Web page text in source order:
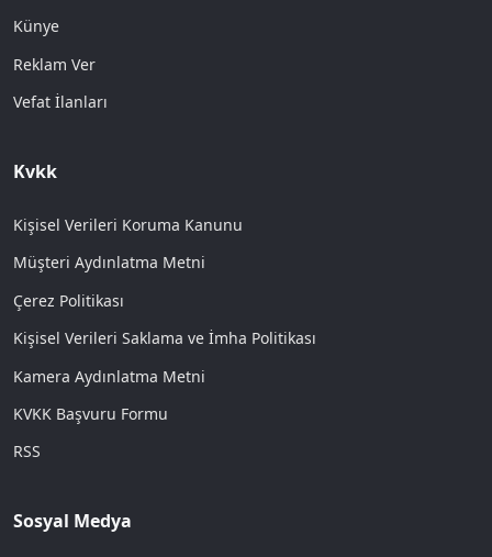
Künye
Reklam Ver
Vefat İlanları
Kvkk
Kişisel Verileri Koruma Kanunu
Müşteri Aydınlatma Metni
Çerez Politikası
Kişisel Verileri Saklama ve İmha Politikası
Kamera Aydınlatma Metni
KVKK Başvuru Formu
RSS
Sosyal Medya